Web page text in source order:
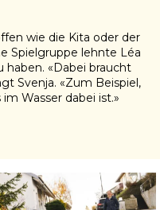
wie die Kita oder der
Spielgruppe lehnte Léa
haben. «Dabei braucht
Svenja. «Zum Beispiel,
Wasser dabei ist.»